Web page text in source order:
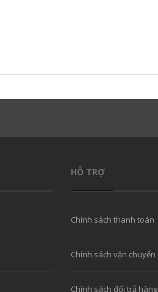
HỖ TRỢ
Chính sách thanh toán
Chính sách vận chuyển
Chính sách đổi trả hàng